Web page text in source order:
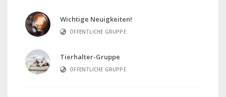
Wichtige Neuigkeiten!
ÖFFENTLICHE GRUPPE
Tierhalter-Gruppe
ÖFFENTLICHE GRUPPE